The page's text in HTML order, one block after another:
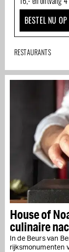
BESTEL NU OP
RESTAURANTS
House of
culinaire
In de Beurs van
rijksmonumenten